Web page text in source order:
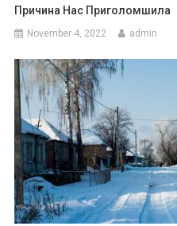
Причина Нас Приголомшила
November 4, 2022 admin